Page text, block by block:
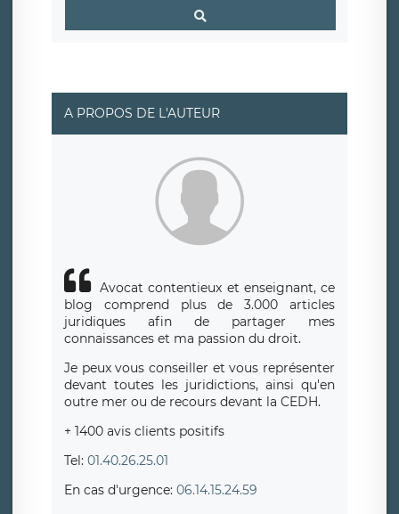
A PROPOS DE L'AUTEUR
Avocat contentieux et enseignant, ce
blog comprend plus de 3.000 articles
juridiques afin de partager mes
connaissances et ma passion du droit.
Je peux vous conseiller et vous représenter
devant toutes les juridictions, ainsi qu'en
outre mer ou de recours devant la CEDH.
+ 1400 avis clients positifs
Tel: 01.40.26.25.01
En cas d'urgence: 06.14.15.24.59